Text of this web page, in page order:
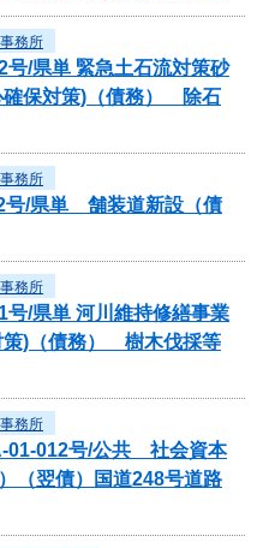
務所
号/県単 緊急土石流対策砂
確保対策)（債務） 除石
務所
号/県単 舗装道新設（債
務所
号/県単 河川維持修繕事業
策)（債務） 樹木伐採等
務所
01-012号/公共 社会資本
（翌債）国道248号道路